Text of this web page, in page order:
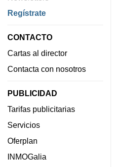
Regístrate
CONTACTO
Cartas al director
Contacta con nosotros
PUBLICIDAD
Tarifas publicitarias
Servicios
Oferplan
INMOGalia